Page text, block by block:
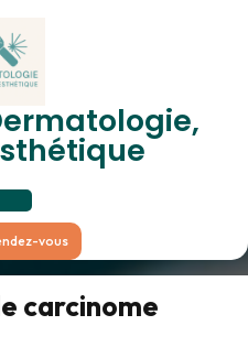
Open
Button
vous
:
Le Plus
carcinome